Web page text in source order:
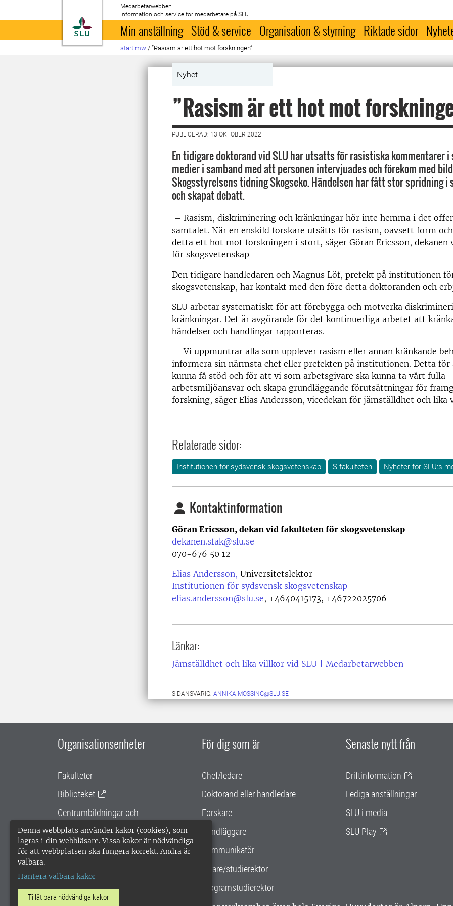
Denna webbplats använder kakor (cookies), som
lagras i din webbläsare. Vissa kakor är nödvändiga
för att webbplatsen ska fungera korrekt. Andra är
valbara.
Hantera valbara kakor
Tillåt bara nödvändiga kakor
Till startsida
Medarbetarwebben
Information och service för medarbetare på SLU
Min anställning Stöd & service Organisation & styrning Riktade sidor
start mw / ”Rasism är ett hot mot forskningen”
Nyhet
”Rasism är ett hot mot
PUBLICERAD: 13 OKTOBER 2022
En tidigare doktorand vid SLU har utsatts för rasistiska kommentarer i
medier i samband med att personen intervjuades och förekom med
Skogsstyrelsens tidning Skogseko. Händelsen har fått stor spridning i
och skapat debatt.
– Rasism, diskriminering och kränkningar hör inte hemma i det
samtalet. När en enskild forskare utsätts för rasism, oavsett form
detta ett hot mot forskningen i stort, säger Göran Ericsson, dekanen
för skogsvetenskap
Den tidigare handledaren och Magnus Löf, prefekt på institutionen
skogsvetenskap, har kontakt med den före detta doktoranden och
SLU arbetar systematiskt för att förebygga och motverka
kränkningar. Det är avgörande för det kontinuerliga arbetet att
händelser och handlingar rapporteras.
– Vi uppmuntrar alla som upplever rasism eller annan kränkande
informera sin närmsta chef eller prefekten på institutionen. Detta för
kunna få stöd och för att vi som arbetsgivare ska kunna ta vårt fulla
arbetsmiljöansvar och skapa grundläggande förutsättningar för
forskning, säger Elias Andersson, vicedekan för jämställdhet och lika
Relaterade sidor:
Institutionen för sydsvensk skogsvetenskap S-fakulteten Nyheter för SLU:s
Kontaktinformation
Göran Ericsson, dekan vid fakulteten för skogsvetenskap
dekanen.sfak@slu.se
070-676 50 12
Elias Andersson, Universitetslektor
Institutionen för sydsvensk skogsvetenskap
elias.andersson@slu.se, +4640415173, +46722025706
Länkar:
Jämställdhet och lika villkor vid SLU | Medarbetarwebben
SIDANSVARIG: ANNIKA.MOSSING@SLU.SE
Organisationsenheter
Fakulteter
Biblioteket
Centrumbildningar och
samarbetsprojekt
Gemensamma verksamhetsstödet
För dig som är
Chef/ledare
Doktorand eller handledare
Forskare
Handläggare
Kommunikatör
Lärare/studierektor
Programstudierektor
Senaste nytt från
Driftinformation
Lediga anställningar
SLU i media
SLU Play